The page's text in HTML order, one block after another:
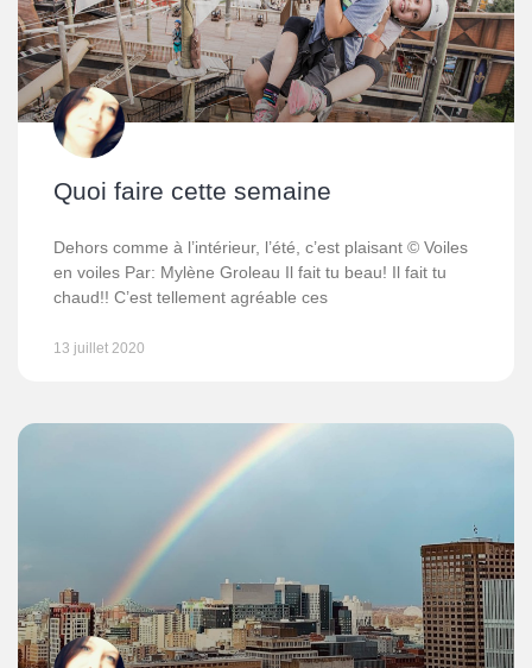
Quoi faire cette semaine
Dehors comme à l’intérieur, l’été, c’est plaisant © Voiles
en voiles Par: Mylène Groleau Il fait tu beau! Il fait tu
chaud!! C’est tellement agréable ces
13 juillet 2020